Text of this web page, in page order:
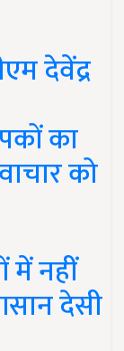
देवेंद्र
का
को
में नहीं
देसी